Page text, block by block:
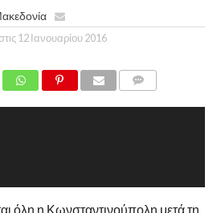
12 Ιανουαρίου 2016
όλη η Κωνσταντινούπολη μετά τη